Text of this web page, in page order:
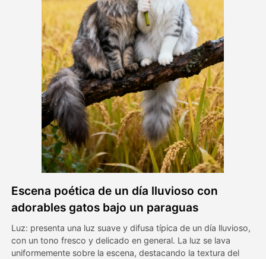
Avatar Video
Video de IA
Foto AI
Otras herramientas
Ver todas las plantillas
Galería
Blog
Escena poética de un día lluvioso con
adorables gatos bajo un paraguas
Luz: presenta una luz suave y difusa típica de un día lluvioso,
con un tono fresco y delicado en general. La luz se lava
uniformemente sobre la escena, destacando la textura del